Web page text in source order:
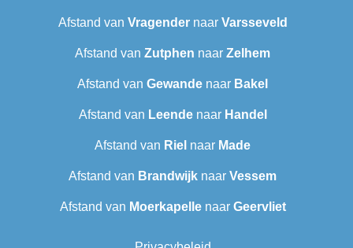
Afstand van Vragendernaar Varsseveld
Afstand van Zutphen naar Zelhem
Afstand van Gewande naar Bakel
Afstand van Leendenaar Handel
Afstand van Riel naar Made
Afstand van Brandwijk naar Vessem
Afstand van Moerkapellenaar Geervliet